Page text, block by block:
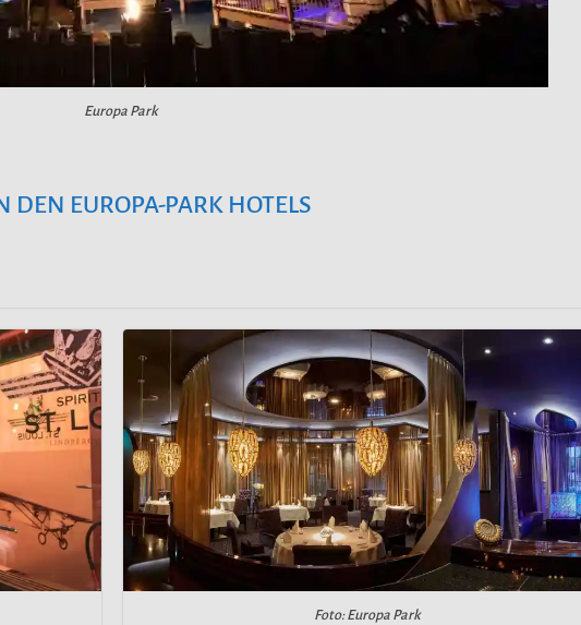
Europa Park
DEN EUROPA-PARK HOTELS
Foto: Europa Park